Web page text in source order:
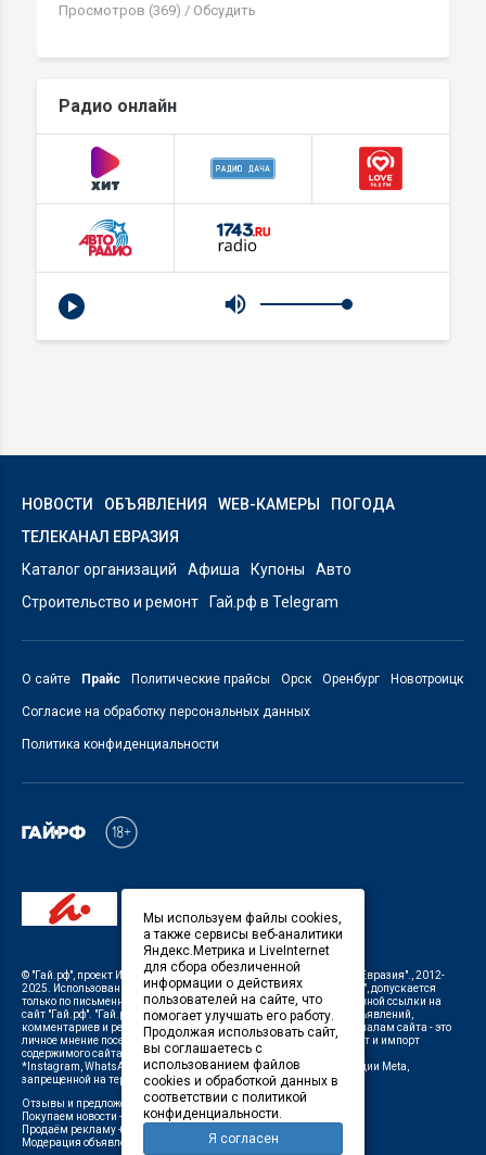
Просмотров (369) / Обсудить
Радио онлайн
НОВОСТИ ОБЪЯВЛЕНИЯ WEB-КАМЕРЫ
ПОГОДА
ТЕЛЕКАНАЛ ЕВРАЗИЯ
Каталог организаций
Афиша Купоны
Авто
Строительство и ремонт
Гай.рф в Telegram
О сайте Прайс Политические прайсы Орск Оренбург Новотроицк
Согласие на обработку персональных данных
Политика конфиденциальности
© "Гай.рф" , проект ИП Савин В.В. Служба информации: ООО "ТРК "Евразия".
, 2012-
2025. Использование материалов, размещенных на сайте
"Гай.рф" , допускается
только по письменному разрешению Редакции с указанием активной ссылки на
сайт "Гай.рф" "Гай.рф"
не несет ответственности за содержание объявлений,
комментариев и рекламных материалов. Комментарии к материалам сайта - это
личное мнение посетителей сайта. Любой автоматический экспорт и импорт
содержимого сайта запрещен.
*Instagram, WhatsApp (Ватсап), Facebook (принадлежат корпорации Meta,
запрещенной на территории Российской Федерации)
Отзывы и предложения о работе портала: orsk@orsk.ru
Покупаем новости +7(35362) 50-100,50100@orsk.ru
Продаём рекламу +7 (3537) 25-08-07,
Модерация объявлений +7 (905) 896-71-28
Мы используем файлы cookies,
а также сервисы веб-аналитики
Яндекс.Метрика и LiveInternet
для сбора обезличенной
информации о действиях
пользователей на сайте, что
помогает улучшать его работу.
Продолжая использовать сайт,
вы соглашаетесь с
использованием файлов
cookies и обработкой данных в
соответствии с политикой
конфиденциальности.
Я согласен